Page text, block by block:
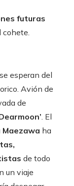
futuras
esperan del
Avión de
de
. El
Maezawa ha
de todo
un viaje